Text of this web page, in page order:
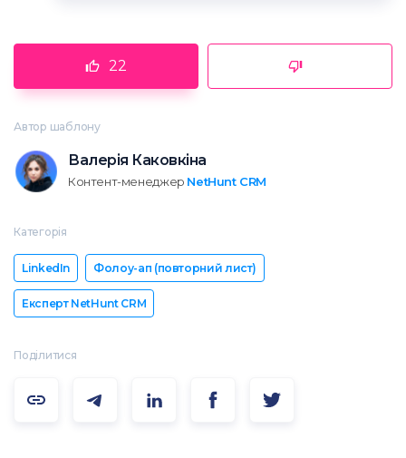
22
Автор шаблону
Валерія Каковкіна
Контент-менеджер NetHunt CRM
Категорія
LinkedIn Фолоу-ап (повторний лист)
Експерт NetHunt CRM
Поділитися